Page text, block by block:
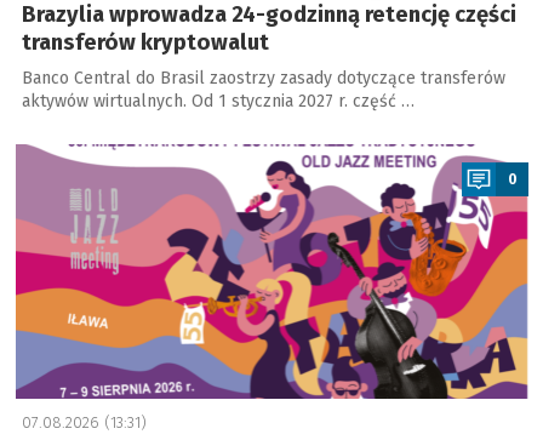
Brazylia wprowadza 24-godzinną retencję części
transferów kryptowalut
Banco Central do Brasil zaostrzy zasady dotyczące transferów
aktywów wirtualnych. Od 1 stycznia 2027 r. część …
a
0
07.08.2026 (13:31)